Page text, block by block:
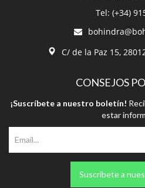
Tel: (+34)
C/ de la Paz 15,
CONSEJOS
¡Suscríbete a nuestro boletín!
estar
Suscríbete a